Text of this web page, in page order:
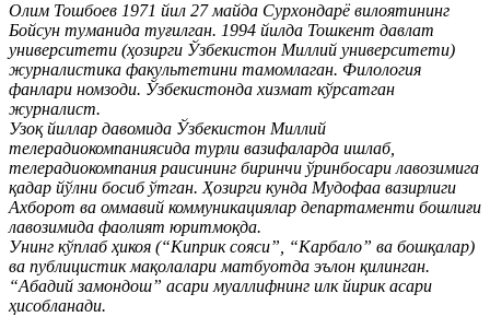
Олим Тошбоев 1971 йил 27 майда Сурхондарё вилоятининг
Бойсун туманида туғилган. 1994 йилда Тошкент давлат
университети (ҳозирги Ўзбекистон Миллий университети)
журналистика факультетини тамомлаган. Филология
фанлари номзоди. Ўзбекистонда хизмат кўрсатган
журналист.
Узоқ йиллар давомида Ўзбекистон Миллий
телерадиокомпаниясида турли вазифаларда ишлаб,
телерадиокомпания раисининг биринчи ўринбосари лавозимига
қадар йўлни босиб ўтган. Ҳозирги кунда Мудофаа вазирлиги
Ахборот ва оммавий коммуникациялар департаменти бошлиғи
лавозимида фаолият юритмоқда.
Унинг кўплаб ҳикоя (“Киприк сояси”, “Карбало” ва бошқалар)
ва публицистик мақолалари матбуотда эълон қилинган.
“Абадий замондош” асари муаллифнинг илк йирик асари
ҳисобланади.